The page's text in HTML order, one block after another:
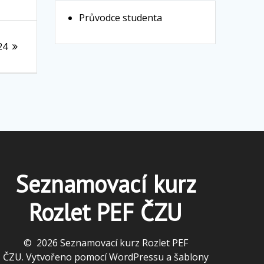
Průvodce studenta
Seznamovací kurz
Rozlet PEF ČZU
© 2026 Seznamovací kurz Rozlet PEF
ČZU. Vytvořeno pomocí WordPressu a šablony